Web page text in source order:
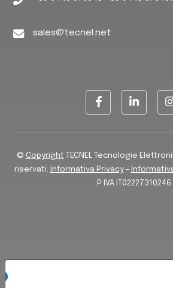
sales@tecnel.net
© Copyright TECNEL Tecnologie
riservati.
Informativa Privacy-
P IVA IT02227310246
LE TUE PREFERENZE